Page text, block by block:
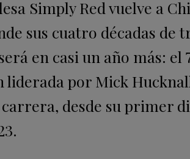
Simply Red vuelve a
sus cuatro décadas de
en casi un año más: el
liderada por Mick
desde su primer